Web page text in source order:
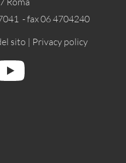
- fax 06 4704240
sito | Privacy policy